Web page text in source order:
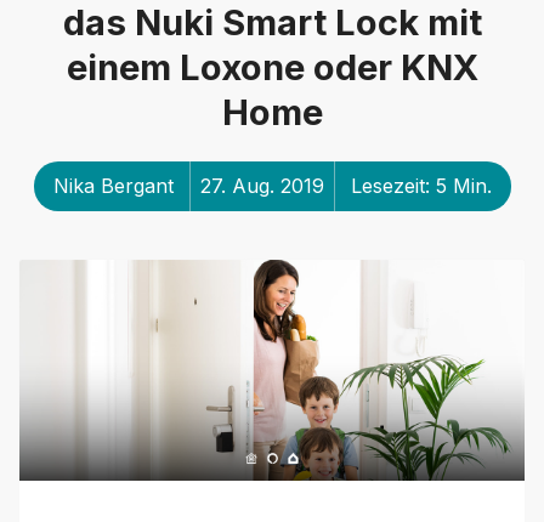
das Nuki Smart Lock mit
einem Loxone oder KNX
Home
Nika Bergant 27. Aug. 2019 Lesezeit: 5 Min.